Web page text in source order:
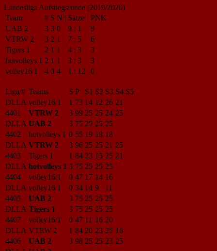
Landesliga Aufstiegsrunde (2019/2020)
Team
# S N | Sätze | PNK
UAB 2
3 3 0 9 : 1
9
VTRW 2
3 2 1 7 : 5
6
Tigers 1
2 1 1 4 : 3
3
hotvolleys 1 2 1 1 3 : 3
3
volley16/1
4 0 4 1 : 12 0
Liga/# Teams S P S1 S2 S3 S4 S5
DLLA volley16/1 1 73 14 12 26 21
4401
VTRW 2 3 99 25 25 24 25
DLLA UAB 2 3 75 25 25 25
4402
hotvolleys 1 0 55 19 18 18
DLLA VTRW 2 3 96 25 25 21 25
4403
Tigers 1 1 84 23 15 25 21
DLLA hotvolleys 1 3 75 25 25 25
4404
volley16/1 0 47 17 14 16
DLLA volley16/1 0 34 14 9
11
4405
UAB 2 3 75 25 25 25
DLLA Tigers 1 3 75 25 25 25
4407
volley16/1 0 47 11 16 20
DLLA VTRW 2 1 84 20 23 25 16
4406
UAB 2 3 98 25 25 23 25